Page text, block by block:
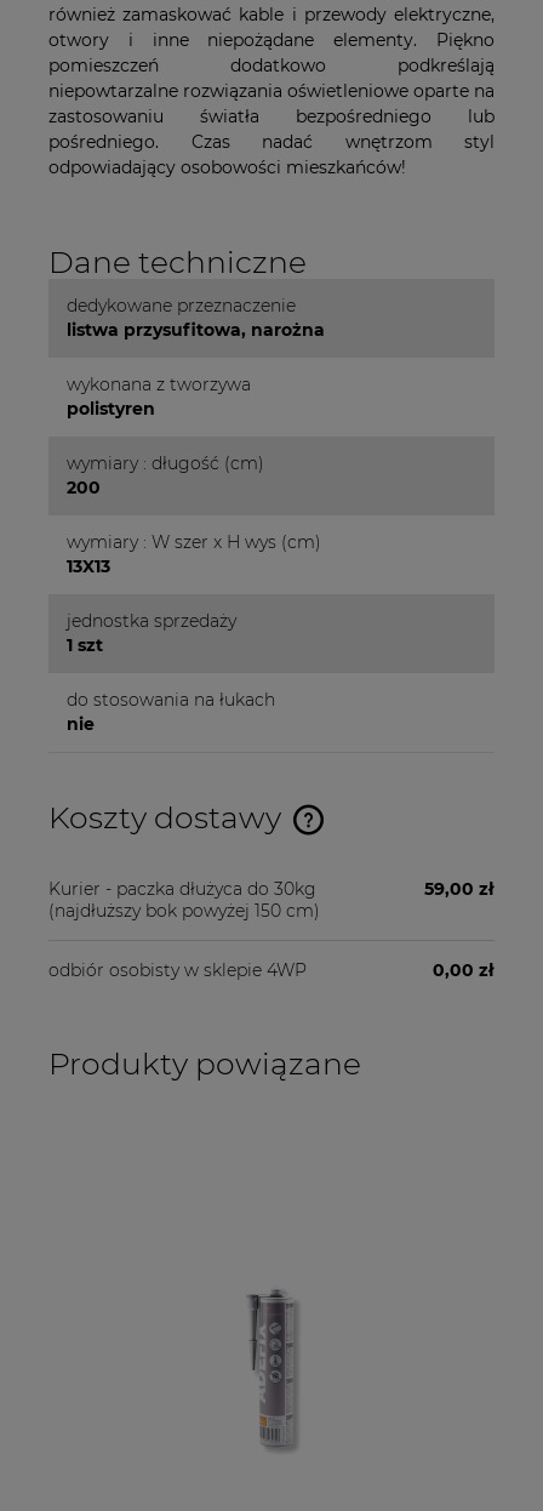
również zamaskować kable i przewody elektryczne,
otwory i inne niepożądane elementy. Piękno
pomieszczeń dodatkowo podkreślają
niepowtarzalne rozwiązania oświetleniowe oparte na
zastosowaniu światła bezpośredniego lub
pośredniego. Czas nadać wnętrzom styl
odpowiadający osobowości mieszkańców!
Dane techniczne
dedykowane przeznaczenie
listwa przysufitowa, narożna
wykonana z tworzywa
polistyren
wymiary : długość (cm)
200
wymiary : W szer x H wys (cm)
13X13
jednostka sprzedaży
1 szt
do stosowania na łukach
nie
Koszty dostawy
Cena nie zawiera ewentualnych kosztów płatności
Kurier - paczka dłużyca do 30kg
(najdłuższy bok powyżej 150 cm)
59,00 zł
odbiór osobisty w sklepie 4WP 0,00 zł
Produkty powiązane